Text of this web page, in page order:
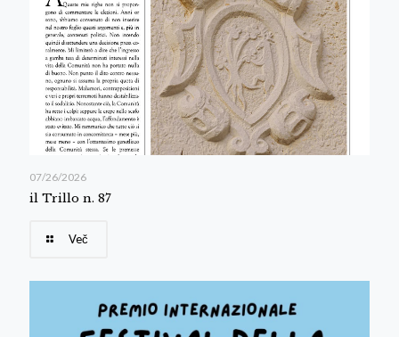
07/26/2026
il Trillo n. 87
Več